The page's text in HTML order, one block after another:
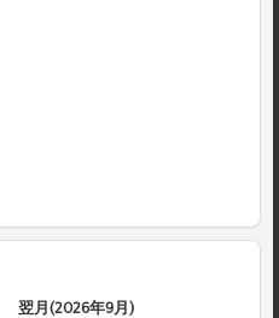
翌月(2026年9月)